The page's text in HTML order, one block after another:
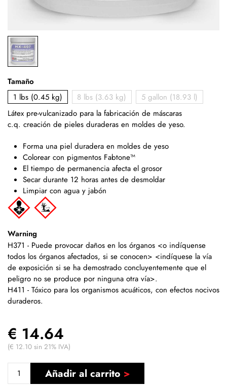
Tamaño
1 lbs (0.45 kg)
8 lbs (3.63 kg)
5 gallon (18.93 l)
Látex pre-vulcanizado para la fabricación de máscaras
c.q. creación de pieles duraderas en moldes de yeso.
Forma una piel duradera en moldes de yeso
Colorear con pigmentos Fabtone™
El tiempo de permanencia afecta el grosor
Secar durante 12 horas antes de desmoldar
Limpiar con agua y jabón
Warning
H371 - Puede provocar daños en los órganos <o indíquense
todos los órganos afectados, si se conocen> <indíquese la vía
de exposición si se ha demostrado concluyentemente que el
peligro no se produce por ninguna otra vía>.
H411 - Tóxico para los organismos acuáticos, con efectos nocivos
duraderos.
€ 14.64
(€ 12.10 sin 21% IVA)
Añadir al carrito